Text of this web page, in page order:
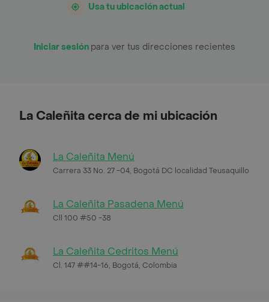
Usa tu ubicación actual
Iniciar sesión para ver tus direcciones recientes
La Caleñita cerca de mi ubicación
La Caleñita Menú
Carrera 33 No. 27 -04, Bogotá DC localidad Teusaquillo
La Caleñita Pasadena Menú
Cll 100 #50 -38
La Caleñita Cedritos Menú
Cl. 147 ##14-16, Bogotá, Colombia